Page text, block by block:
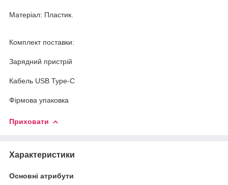
Матеріал: Пластик.
Комплект поставки:
Зарядний пристрій
Кабель USB Type-C
Фірмова упаковка
Приховати
Характеристики
Основні атрибути